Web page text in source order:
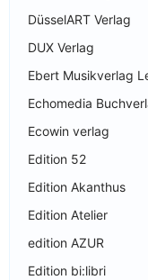
DüsselART Verlag
DUX Verlag
Ebert Musikverlag
Echomedia
Ecowin verlag
Edition 52
Edition Akanthus
Edition Atelier
edition AZUR
Edition bi:libri